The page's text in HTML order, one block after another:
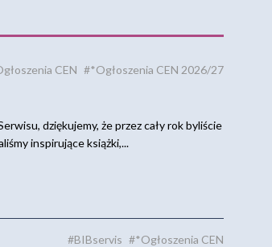
CEN #*Ogłoszenia CEN 2026/27
dziękujemy, że przez cały rok byliście
inspirujące książki,...
#BIBservis #*Ogłoszenia CEN